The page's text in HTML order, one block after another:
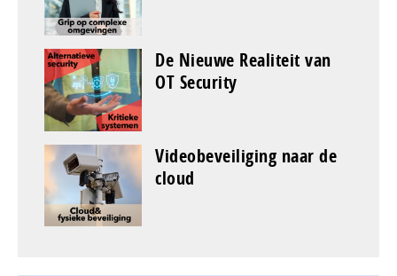
De Nieuwe Realiteit van
OT Security
Videobeveiliging naar de
cloud